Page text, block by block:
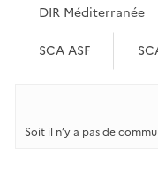
DIR Méditerranée
SCA ASF
Soit il n’y a pas de